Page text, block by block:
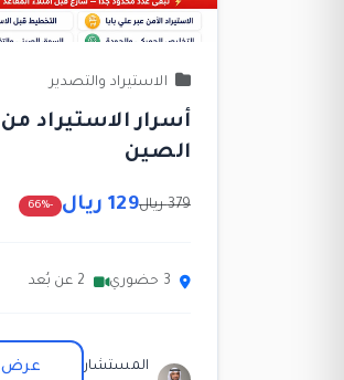
الاستيراد والتصدير
أسرار الاستيراد من
الصين
379 ريال 129 ريال -66%
3 حضوري 2 عن بُعد
المستشار
عرض